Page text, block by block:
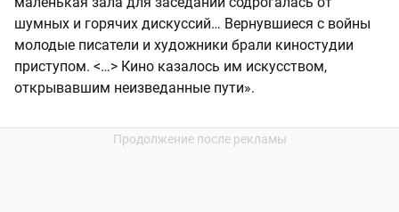
шумных и горячих дискуссий… Вернувшиеся с войны
молодые писатели и художники брали киностудии
приступом. <…> Кино казалось им искусством,
открывавшим неизведанные пути».